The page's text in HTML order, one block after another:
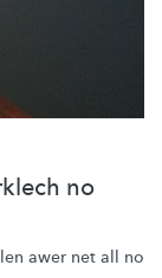
no
awer net all no